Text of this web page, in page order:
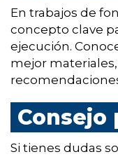
En trabajos de
concepto clave
ejecución.
mejor
Consejo
Si tienes dudas